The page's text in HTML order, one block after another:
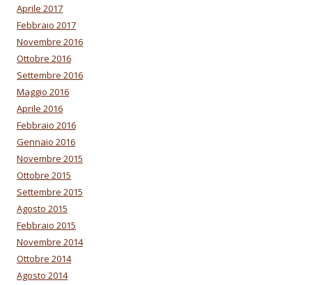
Aprile 2017
Febbraio 2017
Novembre 2016
Ottobre 2016
Settembre 2016
Maggio 2016
Aprile 2016
Febbraio 2016
Gennaio 2016
Novembre 2015
Ottobre 2015
Settembre 2015
Agosto 2015
Febbraio 2015
Novembre 2014
Ottobre 2014
Agosto 2014